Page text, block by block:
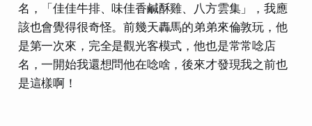
名，「佳佳牛排、味佳香鹹酥雞、八方雲集」，我應
該也會覺得很奇怪。前幾天轟馬的弟弟來倫敦玩，他
是第一次來，完全是觀光客模式，他也是常常唸店
名，一開始我還想問他在唸啥，後來才發現我之前也
是這樣啊！